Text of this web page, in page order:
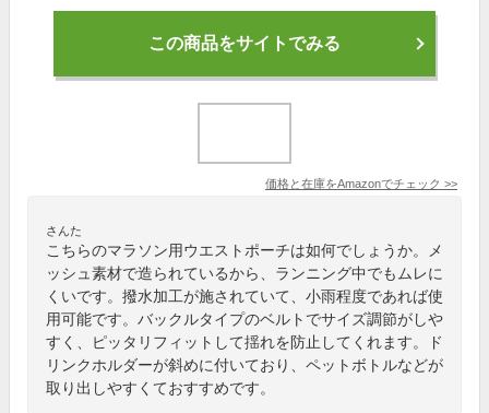
この商品をサイトでみる
価格と在庫をAmazonでチェック >>
さんた
こちらのマラソン用ウエストポーチは如何でしょうか。メ
ッシュ素材で造られているから、ランニング中でもムレに
くいです。撥水加工が施されていて、小雨程度であれば使
用可能です。バックルタイプのベルトでサイズ調節がしや
すく、ピッタリフィットして揺れを防止してくれます。ド
リンクホルダーが斜めに付いており、ペットボトルなどが
取り出しやすくておすすめです。